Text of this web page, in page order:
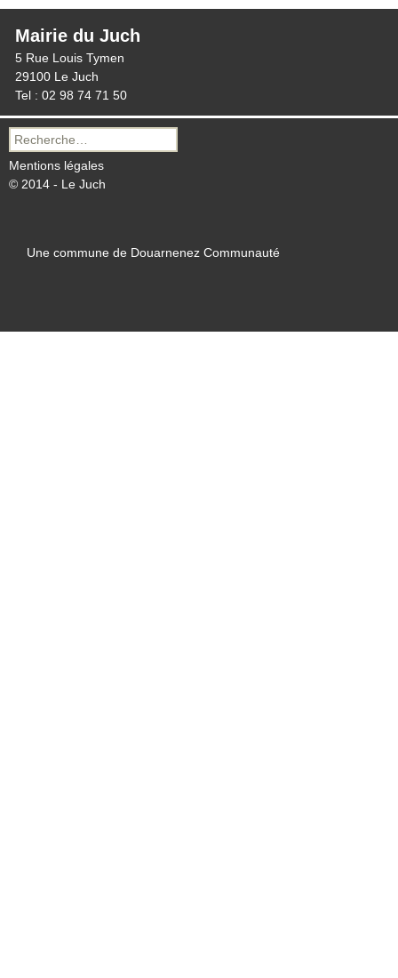
Mairie du Juch
5 Rue Louis Tymen
29100 Le Juch
Tel : 02 98 74 71 50
Recherche
pour :
Mentions légales
© 2014 - Le Juch
Une commune de Douarnenez Communauté